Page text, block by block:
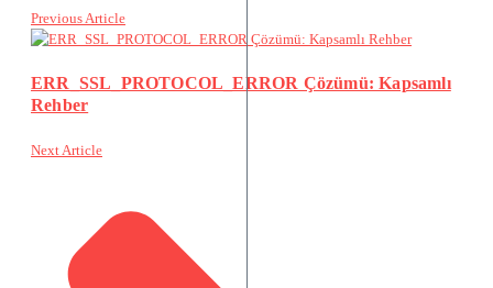
Previous Article
ERR_SSL_PROTOCOL_ERROR Çözümü: Kapsamlı
Rehber
Next Article